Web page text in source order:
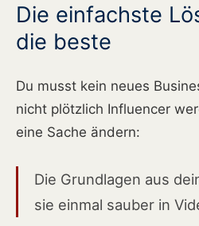
Die einfachste
die beste
Du musst kein neues
nicht plötzlich Influencer
eine Sache ändern:
Die Grundlagen aus
sie einmal sauber in